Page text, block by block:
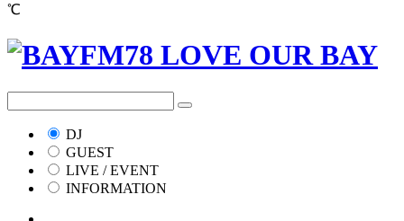
℃
DJ
GUEST
LIVE / EVENT
INFORMATION